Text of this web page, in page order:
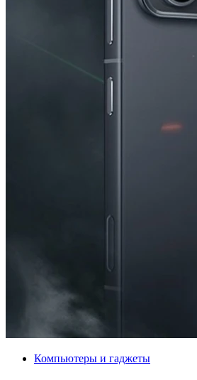
Компьютеры и гаджеты